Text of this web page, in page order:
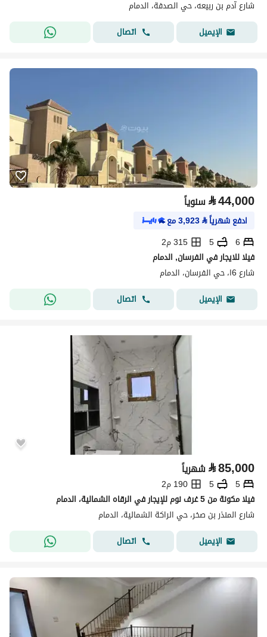
شارع آدم بن ربيعه، حي الصدفة، الدمام
الإيميل
اتصال
⃁44,000 سنوياً
ادفع شهرياً⃁
3,923مع
6
5
315 م2
فيلا للايجار في الفرسان, الدمام
شارع 6ا، حي الفرسان، الدمام
الإيميل
اتصال
⃁85,000 شهرياً
5
5
190 م2
فيلا مكونة من 5 غرف نوم للإيجار في الرقاه الشمالية، الدمام
شارع المنذر بن صخر، حي الراكة الشمالية، الدمام
الإيميل
اتصال